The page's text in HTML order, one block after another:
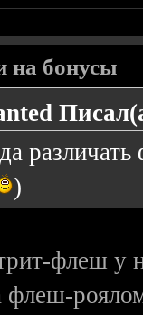
на бонусы
)
флеш у
флеш-